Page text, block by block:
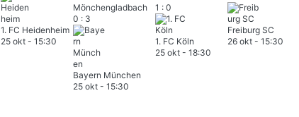
1. FC Heidenheim
25 okt - 15:30
Mönchengladbach
0 : 3
Bayern München
25 okt - 15:30
1 : 0
1. FC Köln
25 okt - 18:30
Freiburg SC
26 okt - 15:30